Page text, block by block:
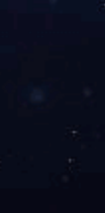
鼎点娱乐华虞药房
店31家、百货店1家，主要分
源，与多家知名企业合作，